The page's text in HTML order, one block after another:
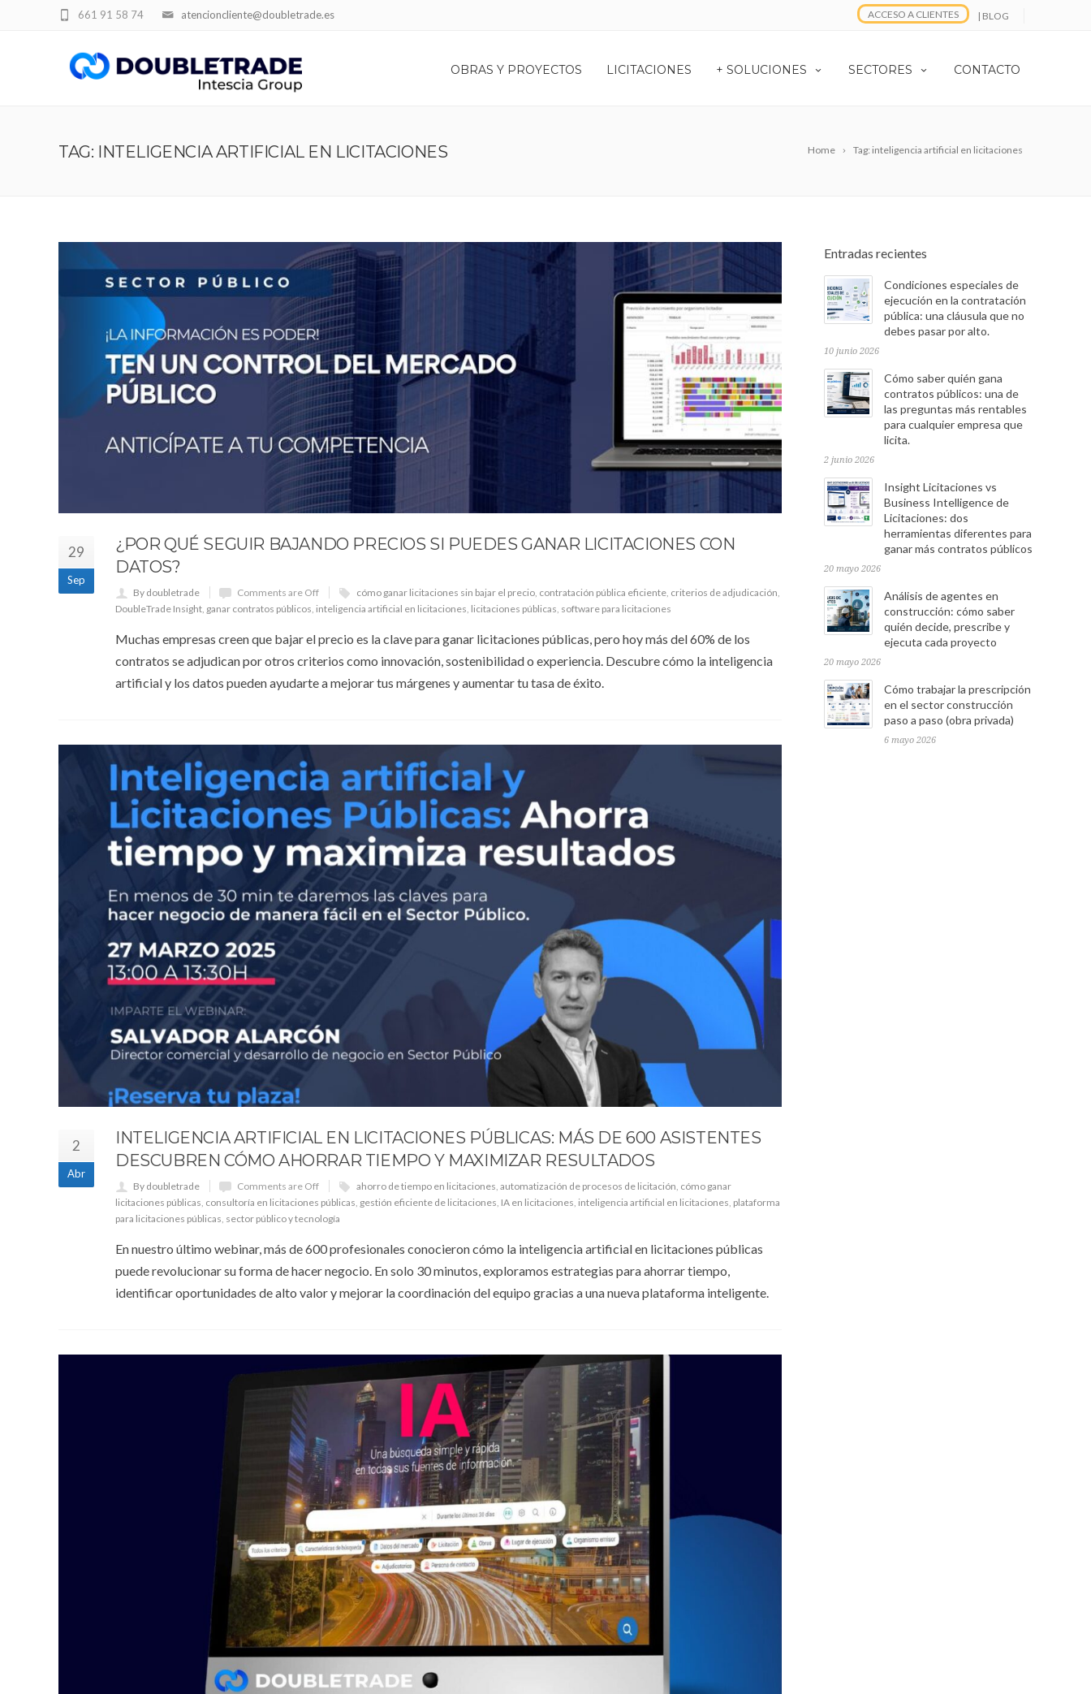
atencioncliente@doubletrade.es
661 91 58 74 ACCESO A CLIENTES | BLOG
OBRAS Y PROYECTOS LICITACIONES + SOLUCIONES SECTORES CONTACTO
Home Tag: inteligencia artificial en licitaciones
TAG: INTELIGENCIA ARTIFICIAL EN LICITACIONES
29
Sep
¿POR QUÉ SEGUIR BAJANDO PRECIOS SI PUEDES GANAR LICITACIONES CON
DATOS?
By doubletrade Comments are Off cómo ganar licitaciones sin bajar el precio, contratación pública eficiente, criterios de adjudicación,
DoubleTrade Insight, ganar contratos públicos, inteligencia artificial en licitaciones, licitaciones públicas, software para licitaciones
Muchas empresas creen que bajar el precio es la clave para ganar licitaciones públicas, pero hoy más del 60% de los
contratos se adjudican por otros criterios como innovación, sostenibilidad o experiencia. Descubre cómo la inteligencia
artificial y los datos pueden ayudarte a mejorar tus márgenes y aumentar tu tasa de éxito.
2
Abr
INTELIGENCIA ARTIFICIAL EN LICITACIONES PÚBLICAS: MÁS DE 600 ASISTENTES
DESCUBREN CÓMO AHORRAR TIEMPO Y MAXIMIZAR RESULTADOS
By doubletrade Comments are Off ahorro de tiempo en licitaciones automatización de procesos de licitación cómo ganar
licitaciones públicas consultoría en licitaciones públicas gestión eficiente de licitaciones IA en licitaciones inteligencia artificial en licitaciones plataforma
para licitaciones públicas sector público y tecnología
En nuestro último webinar, más de 600 profesionales conocieron cómo la inteligencia artificial en licitaciones públicas
puede revolucionar su forma de hacer negocio. En solo 30 minutos, exploramos estrategias para ahorrar tiempo,
identificar oportunidades de alto valor y mejorar la coordinación del equipo gracias a una nueva plataforma inteligente.
Entradas recientes
Condiciones especiales de
ejecución en la contratación
pública: una cláusula que no
debes pasar por alto.
10 junio 2026
Cómo saber quién gana
contratos públicos: una de
las preguntas más rentables
para cualquier empresa que
licita.
2 junio 2026
Insight Licitaciones vs
Business Intelligence de
Licitaciones: dos
herramientas diferentes para
ganar más contratos públicos
20 mayo 2026
Análisis de agentes en
construcción: cómo saber
quién decide, prescribe y
ejecuta cada proyecto
20 mayo 2026
Cómo trabajar la prescripción
en el sector construcción
paso a paso (obra privada)
6 mayo 2026